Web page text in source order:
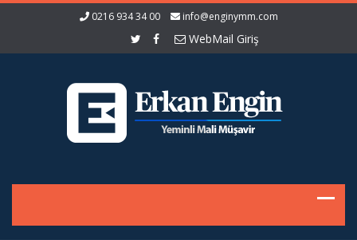
0216 934 34 00 info@enginymm.com
WebMail Giriş